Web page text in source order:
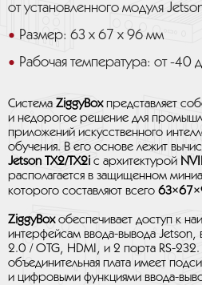
от установленного модуля
Размер: 63 x 67 x 96 мм
Рабочая температура: от -40
Система ZiggyBoxпредставляет
и недорогое решение для
приложений искусственного
обучения. В его основе лежит
Jetson TX2/TX2i с архитектурой
располагается в защищенном
которого составляют всего
ZiggyBoxобеспечивает доступ к
интерфейсам ввода-вывода Jetson,
2.0 / OTG, HDMI, и 2 порта RS-
объединительная плата имеет
и цифровыми функциями ввода-